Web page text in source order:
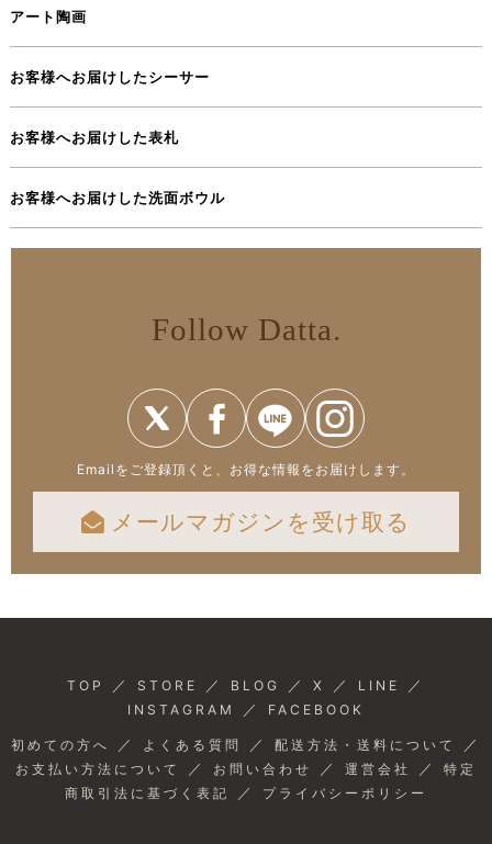
アート陶画
お客様へお届けしたシーサー
お客様へお届けした表札
お客様へお届けした洗面ボウル
Follow Datta.
Emailをご登録頂くと、お得な情報をお届けします。
メールマガジンを受け取る
TOP ／ STORE ／ BLOG ／ X ／ LINE ／
INSTAGRAM ／ FACEBOOK
初めての方へ ／ よくある質問 ／ 配送方法・送料について ／
お支払い方法について ／ お問い合わせ ／ 運営会社 ／ 特定
商取引法に基づく表記
／ プライバシーポリシー